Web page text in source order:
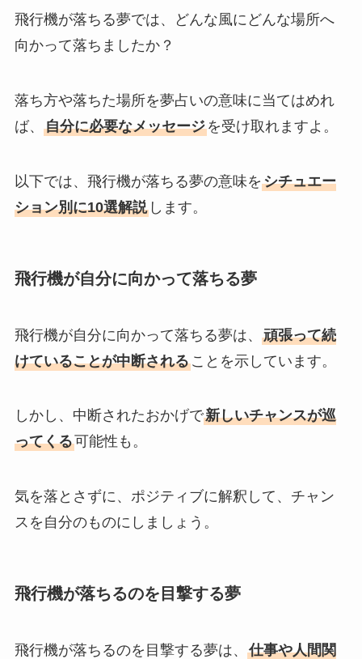
飛行機が落ちる夢では、どんな風にどんな場所へ
向かって落ちましたか？
落ち方や落ちた場所を夢占いの意味に当てはめれ
ば、 自分に必要なメッセージを受け取れますよ。
以下では、飛行機が落ちる夢の意味をシチュエー
ション別に10選解説します。
飛行機が自分に向かって落ちる夢
飛行機が自分に向かって落ちる夢は、 頑張って続
けていることが中断されることを示しています。
しかし、中断されたおかげで新しいチャンスが巡
ってくる可能性も。
気を落とさずに、ポジティブに解釈して、チャン
スを自分のものにしましょう。
飛行機が落ちるのを目撃する夢
飛行機が落ちるのを目撃する夢は、 仕事や人間関